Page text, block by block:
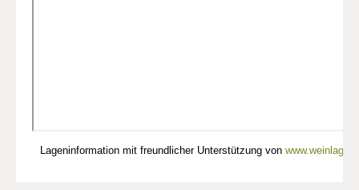
Lageninformation mit freundlicher Unterstützung von